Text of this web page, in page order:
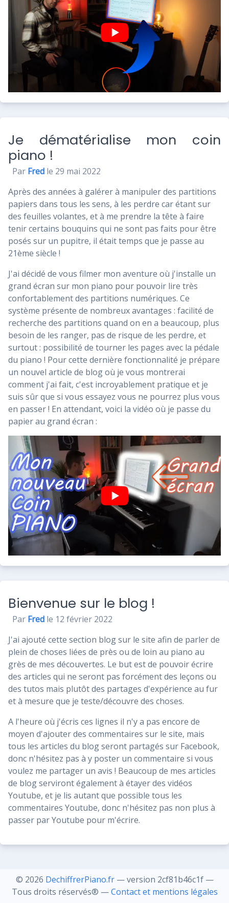
Je dématérialise mon coin
piano !
Par Fred le 29 mai 2022
Après des années à galérer à manipuler des partitions
papiers dans tous les sens, à les perdre car étant sur
des feuilles volantes, et à me prendre la tête à faire
tenir certains bouquins qui ne sont pas faits pour être
posés sur un pupitre, il était temps que je passe au
21ème siècle !
J'ai décidé de vous filmer mon aventure où j'installe un
grand écran sur mon piano pour pouvoir lire très
confortablement des partitions numériques. Ce
système présente de nombreux avantages : facilité de
recherche des partitions quand on en a beaucoup, plus
besoin de les ranger, pas de risque de les perdre, et
surtout : possibilité de tourner les pages avec la pédale
du piano ! Pour cette dernière fonctionnalité je prépare
un nouvel article de blog où je vous montrerai
comment j'ai fait, c'est incroyablement pratique et je
suis sûr que si vous essayez vous ne pourrez plus vous
en passer ! En attendant, voici la vidéo où je passe du
papier au grand écran :
Bienvenue sur le blog !
Par Fred le 12 février 2022
J'ai ajouté cette section blog sur le site afin de parler de
plein de choses liées de près ou de loin au piano au
grès de mes découvertes. Le but est de pouvoir écrire
des articles qui ne seront pas forcément des leçons ou
des tutos mais plutôt des partages d'expérience au fur
et à mesure que je teste/découvre des choses.
A l'heure où j'écris ces lignes il n'y a pas encore de
moyen d'ajouter des commentaires sur le site, mais
tous les articles du blog seront partagés sur Facebook,
donc n'hésitez pas à y poster un commentaire si vous
voulez me partager un avis ! Beaucoup de mes articles
de blog serviront également à étayer des vidéos
Youtube, et je lis autant que possible tous les
commentaires Youtube, donc n'hésitez pas non plus à
passer par Youtube pour m'écrire.
©️ 2026 DechiffrerPiano.fr— version 2cf81b46c1f —
Tous droits réservés®️ —Contact et mentions légales